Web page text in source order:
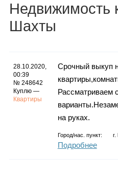
Недвижимость
Шахты
28.10.2020,
00:39
№ 248642
Куплю —
Квартиры
Срочный выкуп
Рассматриваем
на руках.
Город/нас. пункт: г.
Подробнее